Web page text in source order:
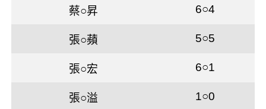
蔡○昇 6○4
張○蘋 5○5
張○宏 6○1
張○溢 1○0